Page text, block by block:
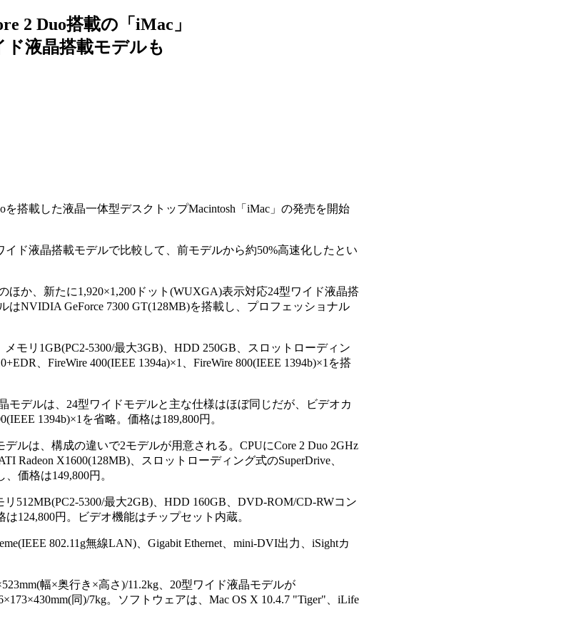
2 Duo搭載の「iMac」
ド液晶搭載モデルも
を搭載した液晶一体型デスクトップMacintosh「iMac」の発売を開始
ド液晶搭載モデルで比較して、前モデルから約50%高速化したとい
か、新たに1,920×1,200ドット(WUXGA)表示対応24型ワイド液晶搭
NVIDIA GeForce 7300 GT(128MB)を搭載し、プロフェッショナル
モリ1GB(PC2-5300/最大3GB)、HDD 250GB、スロットローディン
、FireWire 400(IEEE 1394a)×1、FireWire 800(IEEE 1394b)×1を搭
モデルは、24型ワイドモデルと主な仕様はほぼ同じだが、ビデオカ
1394b)×1を省略。価格は189,800円。
ルは、構成の違いで2モデルが用意される。CPUにCore 2 Duo 2GHz
Radeon X1600(128MB)、スロットローディング式のSuperDrive、
価格は149,800円。
512MB(PC2-5300/最大2GB)、HDD 160GB、DVD-ROM/CD-RWコン
124,800円。ビデオ機能はチップセット内蔵。
802.11g無線LAN)、Gigabit Ethernet、mini-DVI出力、iSightカ
幅×奥行き×高さ)/11.2kg、20型ワイド液晶モデルが
同)/7kg。ソフトウェアは、Mac OS X 10.4.7 "Tiger"、iLife